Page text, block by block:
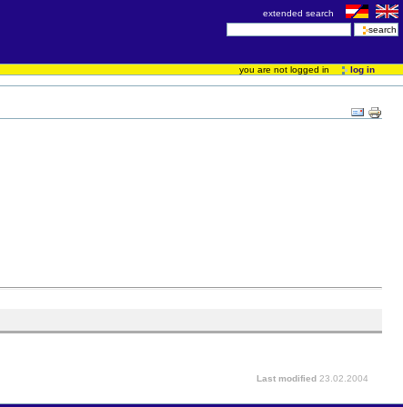
extended search
you are not logged in
log in
Last modified 23.02.2004